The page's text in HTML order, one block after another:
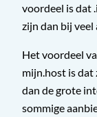
voordeel is dat
zijn dan bij veel
Het voordeel
mijn.host is dat
dan de grote
sommige